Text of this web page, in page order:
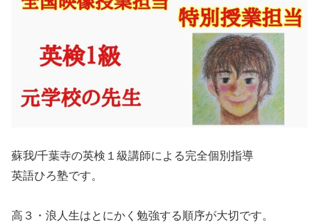
蘇我/千葉寺の英検１級講師による完全個別指導
英語ひろ塾です。
高３・浪人生はとにかく勉強する順序が大切です。